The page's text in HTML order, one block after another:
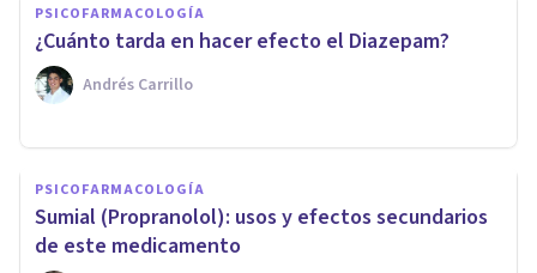
PSICOFARMACOLOGÍA
¿Cuánto tarda en hacer efecto el Diazepam?
Andrés Carrillo
PSICOFARMACOLOGÍA
​Sumial (Propranolol): usos y efectos secundarios
de este medicamento
¿Para qué sirve el Clotrimazol?
Usos y efectos para la salud